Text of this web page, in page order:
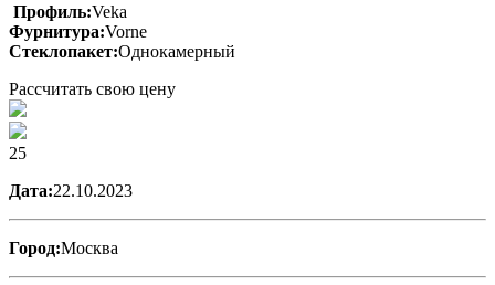
Профиль:Veka
Фурнитура:Vorne
Стеклопакет:Однокамерный
Рассчитать свою цену
25
Дата:22.10.2023
Город:Москва